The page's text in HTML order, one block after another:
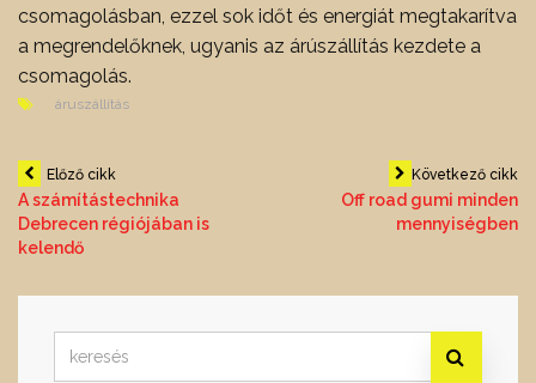
csomagolásban, ezzel sok időt és energiát megtakarítva
a megrendelőknek, ugyanis az árúszállítás kezdete a
csomagolás.
áruszállítás
Bejegyzés
navigáció
Előző cikk
A számítástechnika
Debrecen régiójában is
kelendő
Következő cikk
Off road gumi minden
mennyiségben
for: